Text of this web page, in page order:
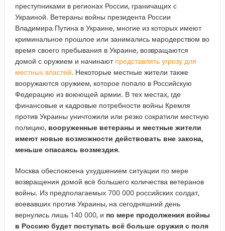
преступниками в регионах России, граничащих с
Украиной. Ветераны войны президента России
Владимира Путина в Украине, многие из которых имеют
криминальное прошлое или занимались мародерством во
время своего пребывания в Украине, возвращаются
домой с оружием и начинают представлять угрозу для
местных властей. Некоторые местные жители также
вооружаются оружием, которое попало в Российскую
Федерацию из воюющей армии. В тех местах, где
финансовые и кадровые потребности войны Кремля
против Украины уничтожили или резко сократили местную
полицию, вооруженные ветераны и местные жители
имеют новые возможности действовать вне закона,
меньше опасаясь возмездия.
Москва обеспокоена ухудшением ситуации по мере
возвращения домой всё большего количества ветеранов
войны. Из предполагаемых 700 000 российских солдат,
воевавших против Украины, на сегодняшний день
вернулись лишь 140 000, и по мере продолжения войны
в Россию будет поступать всё больше оружия с поля